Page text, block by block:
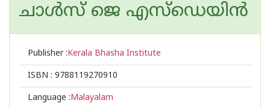
ചാള്‍സ് ജെ എസ്ഡെയിന്‍
Publisher :Kerala Bhasha Institute
ISBN : 9788119270910
Language :Malayalam